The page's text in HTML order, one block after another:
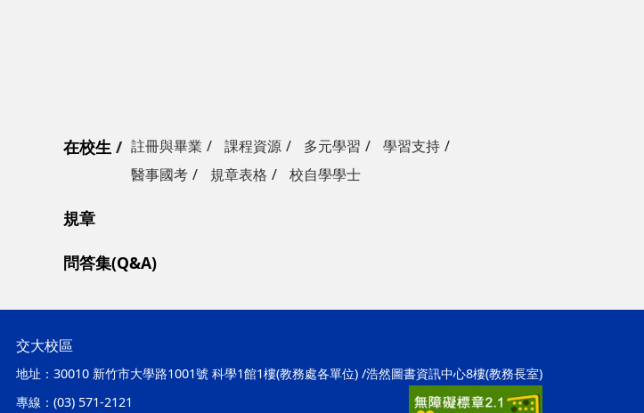
在校生 註冊與畢業 課程資源 多元學習
學習支持
醫事國考
規章表格 校自學學士
規章
問答集(Q&A)
交大校區
地址： 30010 新竹市大學路1001號 科學1館1樓(教務處各單位) /浩然圖書資訊中心8樓(教務長室)
專線： (03) 571-2121